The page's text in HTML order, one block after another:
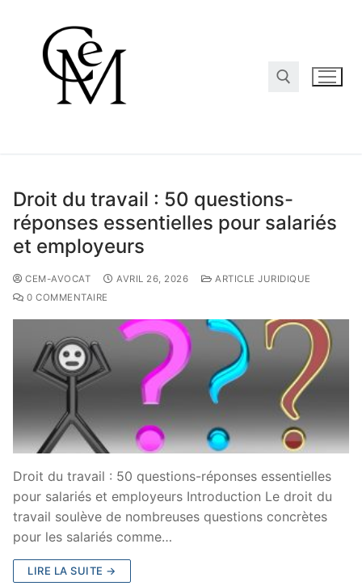
Droit du travail : 50 questions-
réponses essentielles pour salariés
et employeurs
CEM-AVOCAT AVRIL 26, 2026
ARTICLE JURIDIQUE
0 COMMENTAIRE
Droit du travail : 50 questions-réponses essentielles
pour salariés et employeurs Introduction Le droit du
travail soulève de nombreuses questions concrètes
pour les salariés comme…
LIRE LA SUITE →